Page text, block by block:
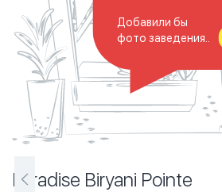
Добавили бы
фото заведения..
Paradise Biryani Pointe